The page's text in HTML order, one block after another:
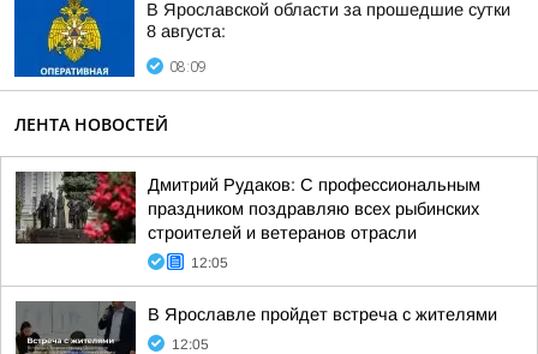
В Ярославской области за прошедшие сутки
8 августа:
08:09
ЛЕНТА НОВОСТЕЙ
Дмитрий Рудаков: С профессиональным
праздником поздравляю всех рыбинских
строителей и ветеранов отрасли
12:05
В Ярославле пройдет встреча с жителями
12:05